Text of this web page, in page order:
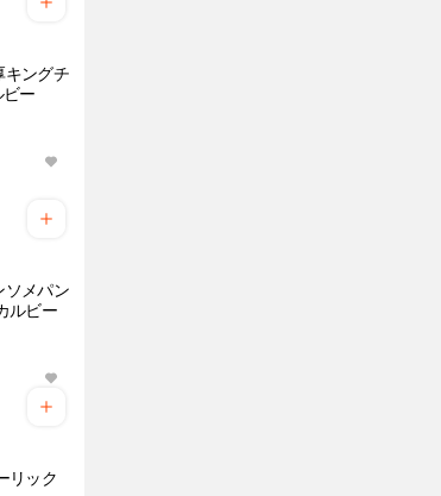
キングチ
ビー
ソメパン
ルビー
リック